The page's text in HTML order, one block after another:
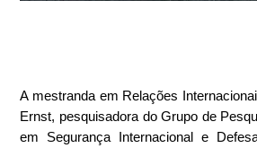
A mestranda em Relações
Ernst, pesquisadora do Grupo de
em Segurança Internacional e